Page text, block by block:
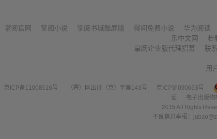
掌阅官网 掌阅小说 掌阅书城触屏版 得间免费小说
华为阅读
乐中文网
若
掌阅企业版代理招募
联
用
京ICP备11008516号 （署）网出证（京）字第143号
京ICP证090653号
证
电子出版
2015 All Rights
不良信息举报：